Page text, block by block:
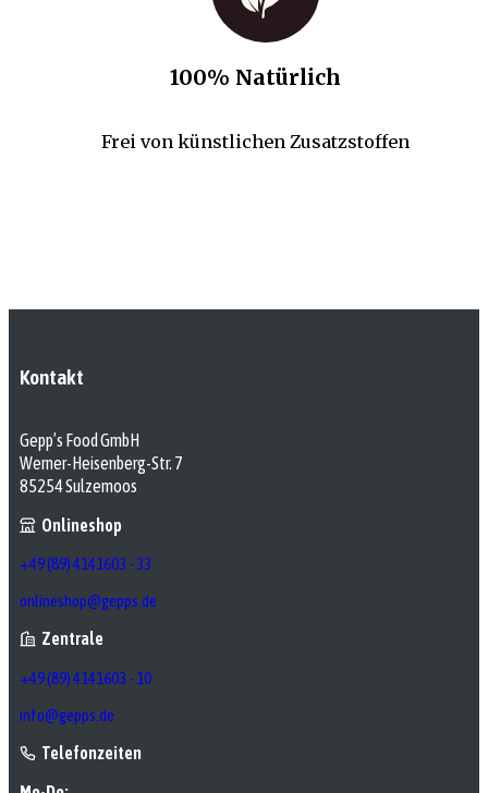
100% Natürlich
Frei von künstlichen Zusatzstoffen
Kontakt
Gepp’s Food GmbH
Werner-Heisenberg-Str. 7
85254 Sulzemoos
Onlineshop
+49 (89) 4141603 - 33
onlineshop@gepps.de
Zentrale
+49 (89) 4141603 - 10
info@gepps.de
Telefonzeiten